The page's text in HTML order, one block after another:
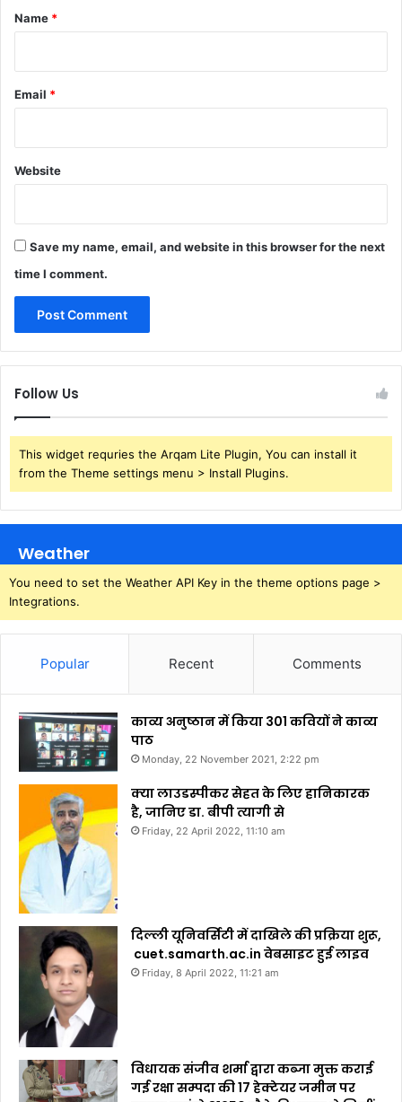
*
Name *
Email *
Website
Save my name, email, and website in this browser for the next
time I comment.
Follow Us
This widget requries the Arqam Lite Plugin, You can install it
from the Theme settings menu > Install Plugins.
Weather
You need to set the Weather API Key in the theme options page >
Integrations.
Popular Recent Comments
काव्य अनुष्ठान में किया 301 कवियों ने काव्य
पाठ
Monday, 22 November 2021, 2:22 pm
क्या लाउडस्पीकर सेहत के लिए हानिकारक
है, जानिए डा. बीपी त्यागी से
Friday, 22 April 2022, 11:10 am
दिल्ली यूनिवर्सिटी में दाखिले की प्रक्रिया शुरू,
cuet.samarth.ac.in वेबसाइट हुई लाइव
Friday, 8 April 2022, 11:21 am
विधायक संजीव शर्मा द्वारा कब्जा मुक्त कराई
गई रक्षा सम्पदा की 17 हेक्टेयर जमीन पर